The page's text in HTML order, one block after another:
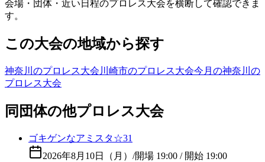
会場・団体・近い日程のプロレス大会を横断して確認できま
す。
この大会の地域から探す
神奈川のプロレス大会 川崎市のプロレス大会今月の神奈川の
プロレス大会
同団体の他プロレス大会
ゴキゲンなアミスタ☆31
2026年8月10日（月） /開場 19:00 / 開始 19:00